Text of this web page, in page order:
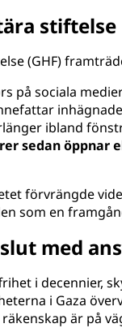
stiftelse
(GHF)
på sociala
ibland
sedan öppnar
förvrängde
som en
med
i decennier,
i Gaza
är på